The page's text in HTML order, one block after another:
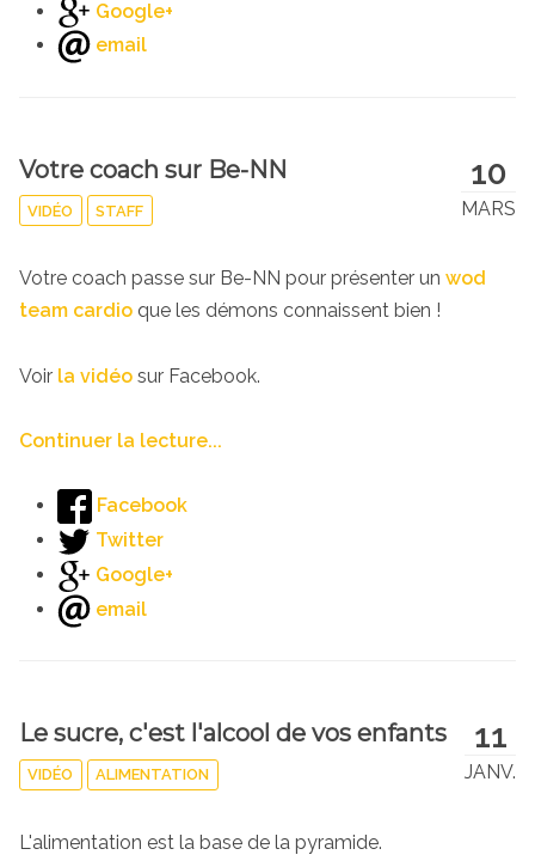
Google+
email
10
MARS
Votre coach sur Be-NN
VIDÉO STAFF
Votre coach passe sur Be-NN pour présenter un wod
team cardio que les démons connaissent bien !
Voir la vidéo sur Facebook.
Continuer la lecture...
Facebook
Twitter
Google+
email
11
JANV.
Le sucre, c'est l'alcool de vos enfants
VIDÉO ALIMENTATION
L'alimentation est la base de la pyramide.